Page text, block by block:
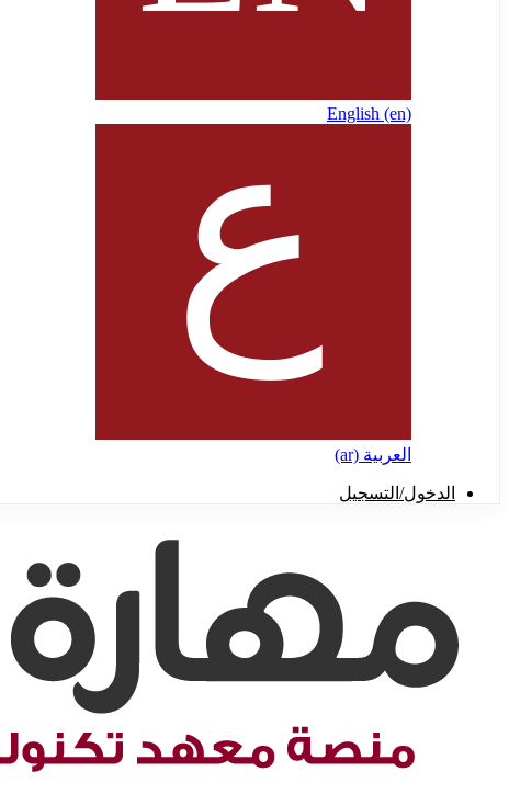
English ‎(en)‎
العربية ‎(ar)‎
الدخول/التسجيل